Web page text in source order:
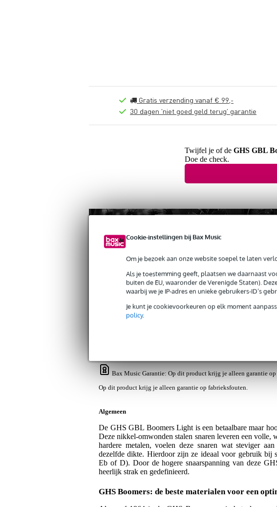
Cookie-instellingen bij Bax Music
Om je bezoek aan onze website soepel te laten
Als je toestemming geeft, plaatsen we daarnaast
buiten de EU, waaronder de Verenigde Staten).
waarbij we je IP-adres en unieke gebruikers-ID’s
Je kunt je cookievoorkeuren op elk moment
policy.
Gratis verzending vanaf € 99,-
30 dagen 'niet goed geld terug' garantie
Twijfel je of de GHS GBL
Doe de check.
Productinformatie Video's (1) Reviews (9)
Bax Music Garantie: Op dit product krijg je alleen garantie op
Op dit product krijg je alleen garantie op fabrieksfouten.
Algemeen
De GHS GBL Boomers Light is een betaalbare maar
Deze nikkel-omwonden stalen snaren leveren een
hardere metalen, voelen deze snaren wat steviger
dezelfde dikte. Hierdoor zijn ze ideaal voor gebruik bij
Eb of D). Door de hogere snaarspanning van deze
heerlijk strak en gedefinieerd.
GHS Boomers: de beste materialen voor een